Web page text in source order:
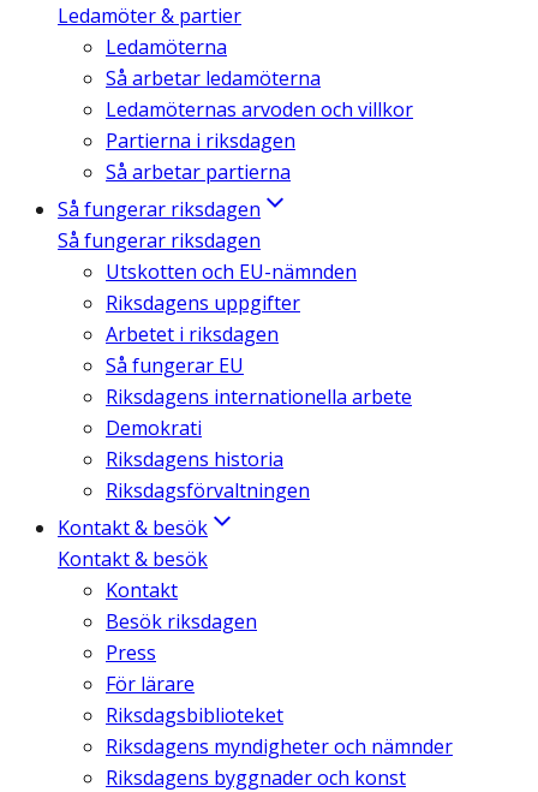
Ledamöter & partier
Ledamöterna
Så arbetar ledamöterna
Ledamöternas arvoden och villkor
Partierna i riksdagen
Så arbetar partierna
Så fungerar riksdagen
Så fungerar riksdagen
Utskotten och EU-nämnden
Riksdagens uppgifter
Arbetet i riksdagen
Så fungerar EU
Riksdagens internationella arbete
Demokrati
Riksdagens historia
Riksdagsförvaltningen
Kontakt & besök
Kontakt & besök
Kontakt
Besök riksdagen
Press
För lärare
Riksdagsbiblioteket
Riksdagens myndigheter och nämnder
Riksdagens byggnader och konst